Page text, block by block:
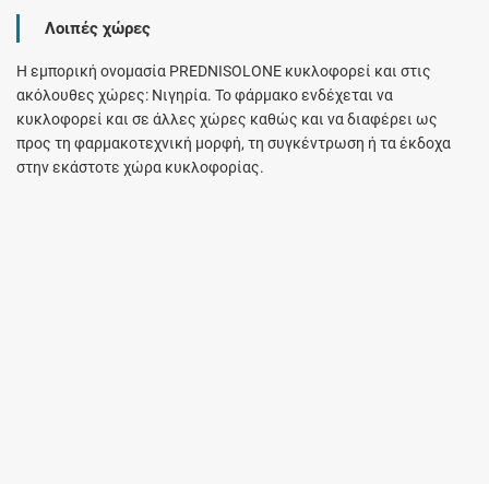
Λοιπές χώρες
Η εμπορική ονομασία PREDNISOLONE κυκλοφορεί και στις
ακόλουθες χώρες: Νιγηρία. Το φάρμακο ενδέχεται να
κυκλοφορεί και σε άλλες χώρες καθώς και να διαφέρει ως
προς τη φαρμακοτεχνική μορφή, τη συγκέντρωση ή τα έκδοχα
στην εκάστοτε χώρα κυκλοφορίας.